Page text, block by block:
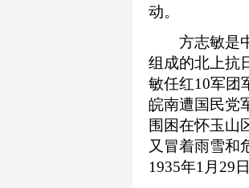
动。
方志敏是中
组成的北上抗
敏任红10军团
皖南遭国民党
围困在怀玉山
又冒着雨雪和
1935年1月29